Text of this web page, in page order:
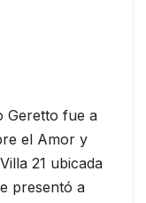
Geretto fue a
el Amor y
21 ubicada
presentó a